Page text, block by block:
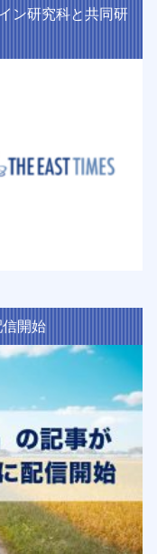
ン研究科と共同研
開始